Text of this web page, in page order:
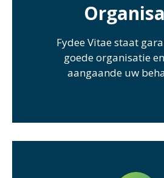
Fydee Vitae staat
goede organisatie
aangaande uw